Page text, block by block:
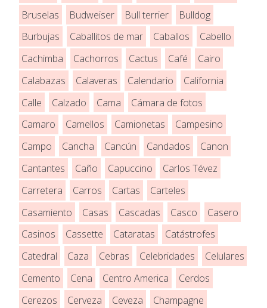
Bruselas
Budweiser Bull terrier
Bulldog
Burbujas
Caballitos de mar Caballos
Cabello
Cachimba
Cachorros Cactus Café
Cairo
Calabazas
Calaveras Calendario
California
Calle
Calzado Cama
Cámara de fotos
Camaro
Camellos Camionetas
Campesino
Campo
Cancha Cancún Candados
Canon
Cantantes
Caño Capuccino
Carlos Tévez
Carretera
Carros Cartas
Carteles
Casamiento
Casas Cascadas Casco
Casero
Casinos
Cassette Cataratas
Catástrofes
Catedral
Caza Cebras Celebridades
Celulares
Cemento
Cena Centro America
Cerdos
Cerezos
Cerveza Ceveza
Champagne